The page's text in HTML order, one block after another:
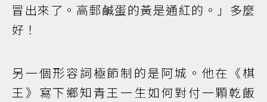
冒出來了。高郵鹹蛋的黃是通紅的。」多麼
好！
另一個形容詞極節制的是阿城。他在《棋
王》寫下鄉知青王一生如何對付一顆乾飯